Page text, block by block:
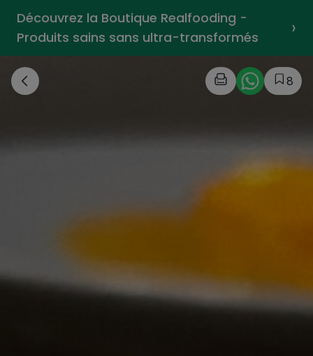
Découvrez la Boutique Realfooding -
Produits sains sans ultra-transformés
›
8